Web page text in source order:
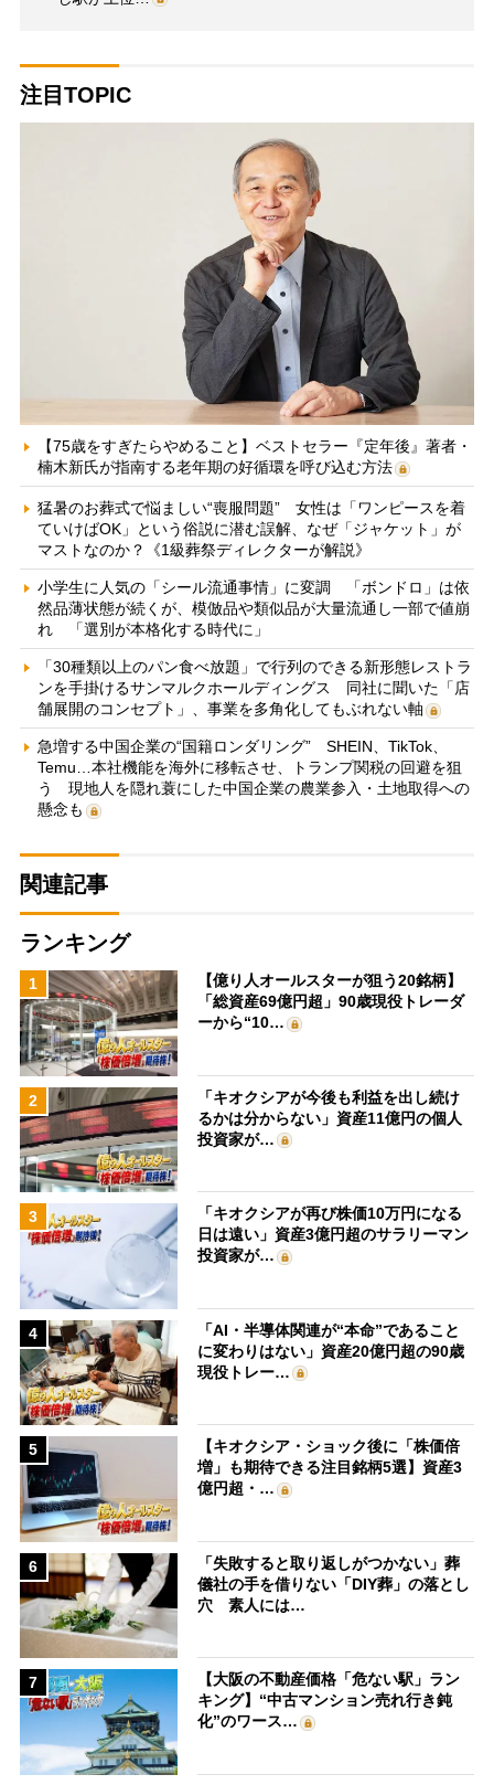
注目TOPIC
【75歳をすぎたらやめること】ベストセラー『定年後』著者・
楠木新氏が指南する老年期の好循環を呼び込む方法
猛暑のお葬式で悩ましい“喪服問題” 女性は「ワンピースを着
ていけばOK」という俗説に潜む誤解、なぜ「ジャケット」が
マストなのか？《1級葬祭ディレクターが解説》
小学生に人気の「シール流通事情」に変調 「ボンドロ」は依
然品薄状態が続くが、模倣品や類似品が大量流通し一部で値崩
れ 「選別が本格化する時代に」
「30種類以上のパン食べ放題」で行列のできる新形態レストラ
ンを手掛けるサンマルクホールディングス 同社に聞いた「店
舗展開のコンセプト」、事業を多角化してもぶれない軸
急増する中国企業の“国籍ロンダリング” SHEIN、TikTok、
Temu…本社機能を海外に移転させ、トランプ関税の回避を狙
う 現地人を隠れ蓑にした中国企業の農業参入・土地取得への
懸念も
関連記事
ランキング
1
【億り人オールスターが狙う20銘柄】
「総資産69億円超」90歳現役トレーダ
ーから“10…
2
「キオクシアが今後も利益を出し続け
るかは分からない」資産11億円の個人
投資家が…
3
「キオクシアが再び株価10万円になる
日は遠い」資産3億円超のサラリーマン
投資家が…
4
「AI・半導体関連が“本命”であること
に変わりはない」資産20億円超の90歳
現役トレー…
5
【キオクシア・ショック後に「株価倍
増」も期待できる注目銘柄5選】資産3
億円超・…
6
「失敗すると取り返しがつかない」葬
儀社の手を借りない「DIY葬」の落とし
穴 素人には…
7
【大阪の不動産価格「危ない駅」ラン
キング】“中古マンション売れ行き鈍
化”のワース…